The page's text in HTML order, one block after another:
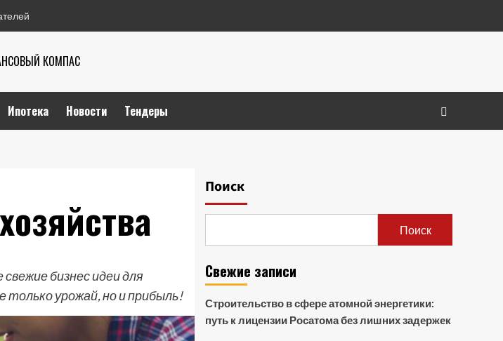
КОМПАС
Ипотека Новости Тендеры
бизнес идеи для
только урожай, но и прибыль!
Поиск
Поиск
Свежие записи
Строительство в сфере атомной энергетики:
путь к лицензии Росатома без лишних задержек